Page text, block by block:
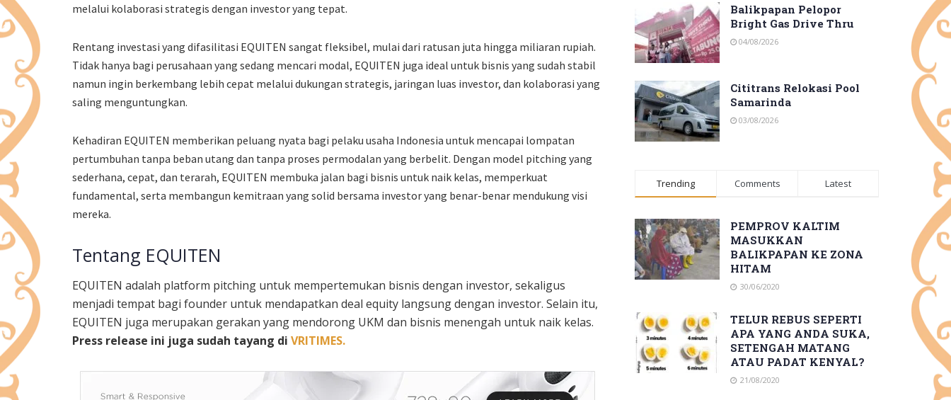
melalui kolaborasi strategis dengan investor yang tepat.
Rentang investasi yang difasilitasi EQUITEN sangat fleksibel, mulai dari ratusan juta hingga miliaran rupiah.
Tidak hanya bagi perusahaan yang sedang mencari modal, EQUITEN juga ideal untuk bisnis yang sudah stabil
namun ingin berkembang lebih cepat melalui dukungan strategis, jaringan luas investor, dan kolaborasi yang
saling menguntungkan.
Kehadiran EQUITEN memberikan peluang nyata bagi pelaku usaha Indonesia untuk mencapai lompatan
pertumbuhan tanpa beban utang dan tanpa proses permodalan yang berbelit. Dengan model pitching yang
sederhana, cepat, dan terarah, EQUITEN membuka jalan bagi bisnis untuk naik kelas, memperkuat
fundamental, serta membangun kemitraan yang solid bersama investor yang benar-benar mendukung visi
mereka.
Tentang EQUITEN
EQUITEN adalah platform pitching untuk mempertemukan bisnis dengan investor, sekaligus
menjadi tempat bagi founder untuk mendapatkan deal equity langsung dengan investor. Selain itu,
EQUITEN juga merupakan gerakan yang mendorong UKM dan bisnis menengah untuk naik kelas.
Press release ini juga sudah tayang di VRITIMES.
Balikpapan Pelopor
Bright Gas Drive Thru
04/08/2026
Cititrans Relokasi Pool
Samarinda
03/08/2026
Trending Comments Latest
PEMPROV KALTIM
MASUKKAN
BALIKPAPAN KE ZONA
HITAM
30/06/2020
TELUR REBUS SEPERTI
APA YANG ANDA SUKA,
SETENGAH MATANG
ATAU PADAT KENYAL?
21/08/2020